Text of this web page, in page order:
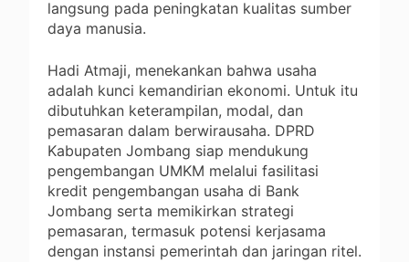
langsung pada peningkatan kualitas sumber
daya manusia.
Hadi Atmaji, menekankan bahwa usaha
adalah kunci kemandirian ekonomi. Untuk itu
dibutuhkan keterampilan, modal, dan
pemasaran dalam berwirausaha. DPRD
Kabupaten Jombang siap mendukung
pengembangan UMKM melalui fasilitasi
kredit pengembangan usaha di Bank
Jombang serta memikirkan strategi
pemasaran, termasuk potensi kerjasama
dengan instansi pemerintah dan jaringan ritel.